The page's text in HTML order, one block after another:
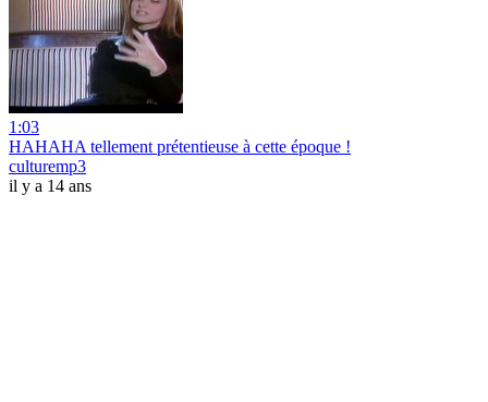
1:03
HAHAHA tellement prétentieuse à cette époque !
culturemp3
il y a 14 ans